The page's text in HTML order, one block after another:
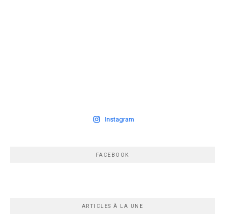
Instagram
FACEBOOK
ARTICLES À LA UNE